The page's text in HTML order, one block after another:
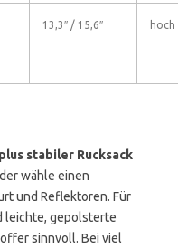
13,3″ / 15,6″ hoch
stabiler Rucksack
wähle einen
und Reflektoren. Für
leichte, gepolsterte
sinnvoll. Bei viel